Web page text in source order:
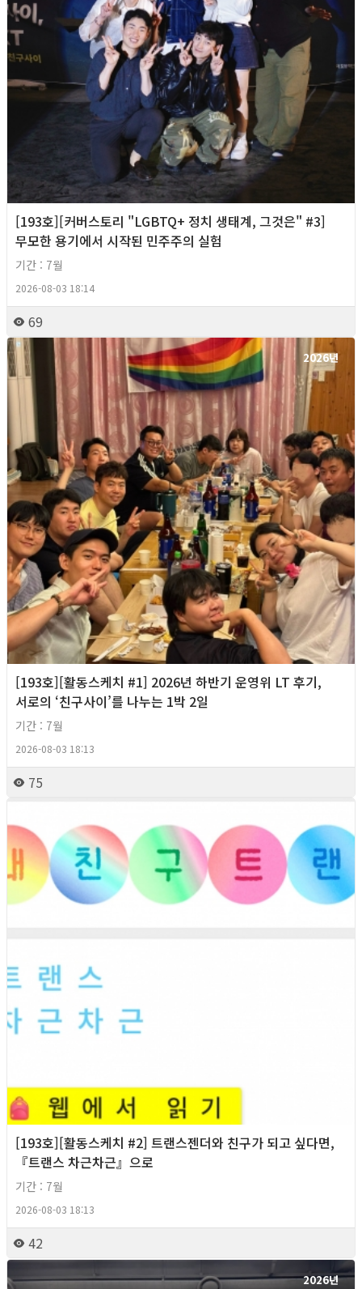
[193호][커버스토리 "LGBTQ+ 정치 생태계, 그것은" #3]
무모한 용기에서 시작된 민주주의 실험
기간 : 7월
2026-08-03 18:14
69
2026년
[193호][활동스케치 #1] 2026년 하반기 운영위 LT 후기,
서로의 ‘친구사이’를 나누는 1박 2일
기간 : 7월
2026-08-03 18:13
75
[193호][활동스케치 #2] 트랜스젠더와 친구가 되고 싶다면,
『트랜스 차근차근』으로
기간 : 7월
2026-08-03 18:13
42
2026년